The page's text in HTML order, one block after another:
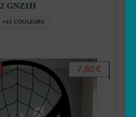
2 GNZ1H
+63 COULEURS
7,80 €